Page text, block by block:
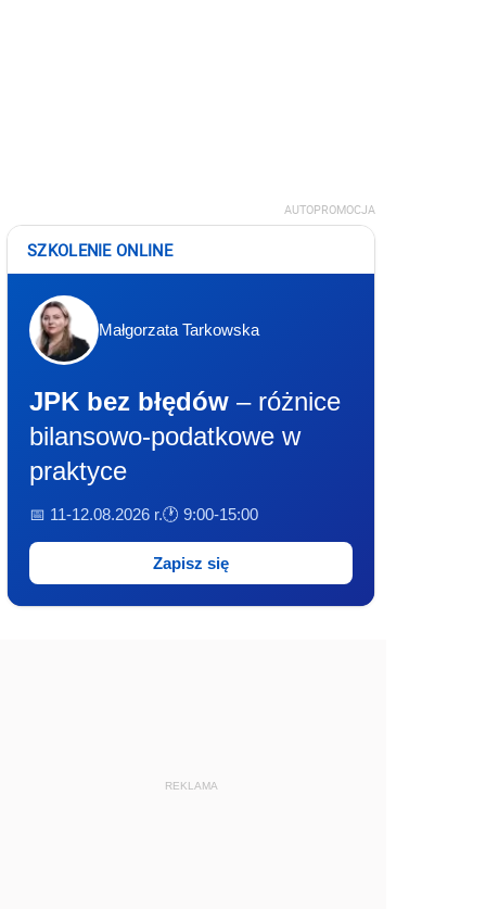
AUTOPROMOCJA
SZKOLENIE ONLINE
Małgorzata Tarkowska
JPK bez błędów – różnice
bilansowo-podatkowe w
praktyce
📅 11-12.08.2026 r.🕐 9:00-15:00
Zapisz się
REKLAMA